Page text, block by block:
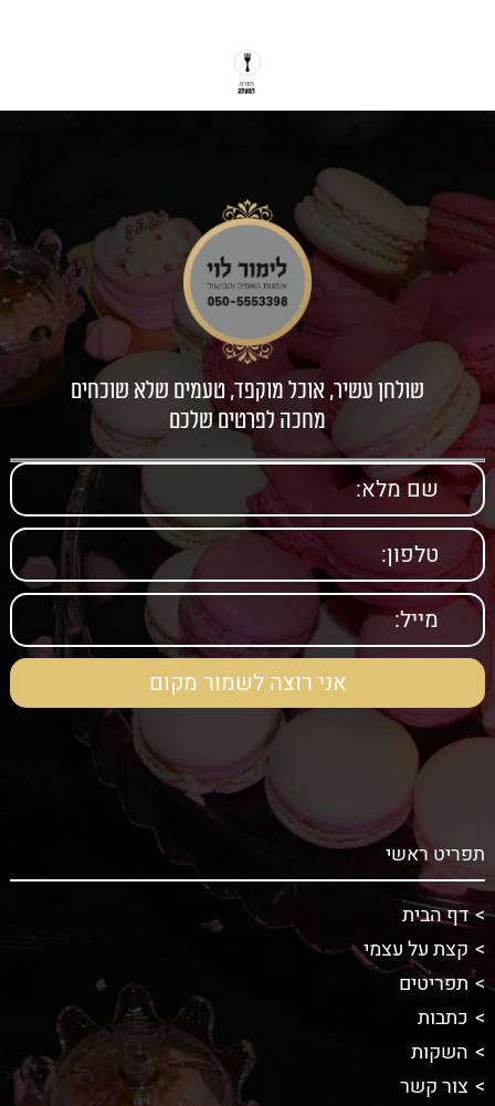
שולחן עשיר, אוכל מוקפד, טעמים שלא שוכחים
מחכה לפרטים שלכם
תפריט ראשי
דף הבית
קצת על עצמי
תפריטים
כתבות
השקות
צור קשר